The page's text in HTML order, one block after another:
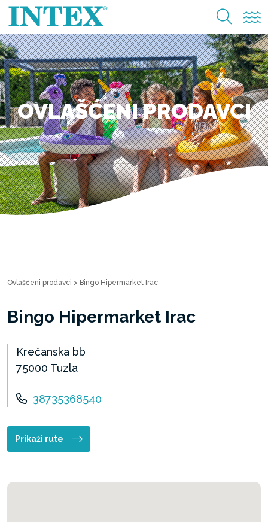
OVLAŠĆENI PRODAVCI
Ovlašćeni prodavci > Bingo Hipermarket Irac
Bingo Hipermarket Irac
Krečanska bb
75000 Tuzla
38735368540
Prikaži rute